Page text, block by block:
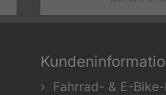
Fahrrad- & E-